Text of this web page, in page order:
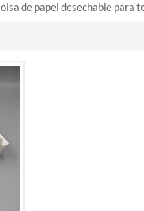
de papel desechable para